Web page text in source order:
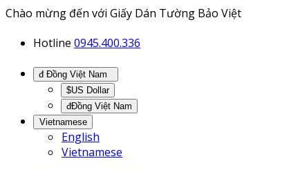
Chào mừng đến với Giấy Dán Tường Bảo Việt
Hotline 0945.400.336
$US Dollar
đĐồng Việt Nam
Vietnamese
English
Vietnamese